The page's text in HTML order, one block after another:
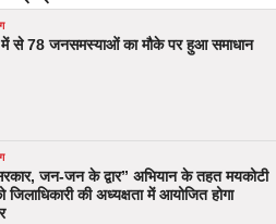
में से 78 जनसमस्याओं का मौके पर हुआ समाधान
जन-जन के द्वार” अभियान के तहत मयकोटी
की अध्यक्षता में आयोजित होगा